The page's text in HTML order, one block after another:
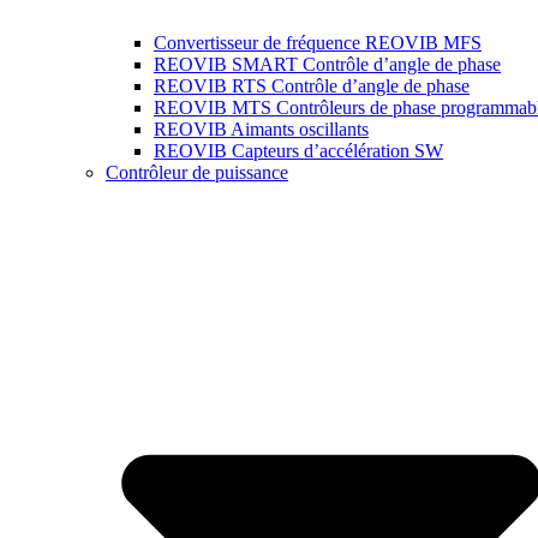
Convertisseur de fréquence REOVIB MFS
REOVIB SMART Contrôle d’angle de phase
REOVIB RTS Contrôle d’angle de phase
REOVIB MTS Contrôleurs de phase
REOVIB Aimants oscillants
REOVIB Capteurs d’accélération SW
Contrôleur de puissance